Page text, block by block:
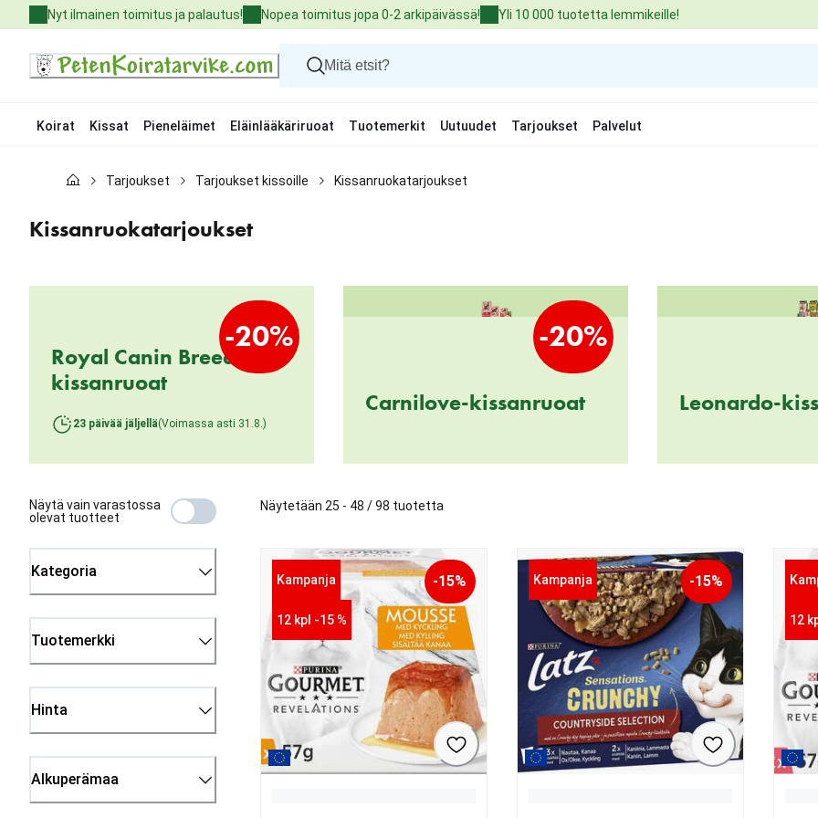
to
Nyt ilmainen toimitus ja palautus! Nopea toimitus jopa 0-2 arkipäivässä! Yli 10 000 tuotetta lemmikeille!
Koirat Kissat Pieneläimet Eläinlääkäriruoat Tuotemerkit Uutuudet Tarjoukset Palvelut
Kissat
Eläinlääkäriruoat
Tuotemerkit
Tarjoukset Tarjoukset kissoille Kissanruokatarjoukset
Kissanruokatarjoukset
-20%
Royal Canin Breed -
kissanruoat
23 päivää jäljellä(Voimassa asti 31.8.)
-20%
Carnilove-kissanruoat Leonardo-
Näytä vain varastossa
olevat tuotteet
Kategoria
Tuotemerkki
Hinta
Alkuperämaa
Näytetään 25 - 48 / 98 tuotetta
Kampanja
12 kpl -15 %
-15% Kampanja -15%
12